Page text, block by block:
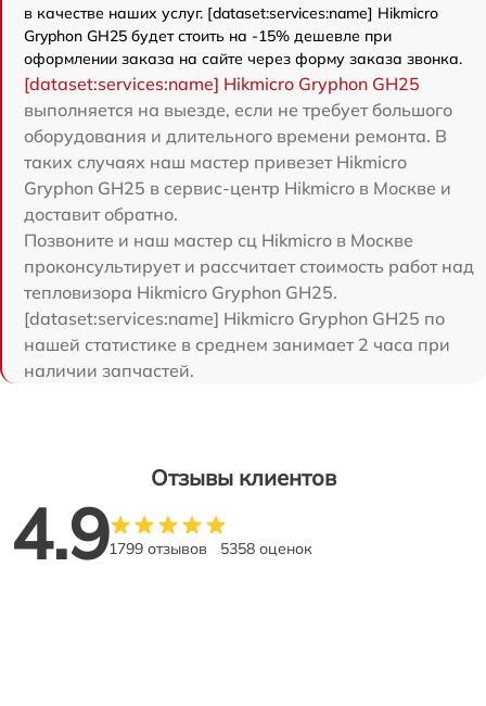
в качестве наших услуг. [dataset:services:name] Hikmicro
Gryphon GH25 будет стоить на -15% дешевле при
оформлении заказа на сайте через форму заказа звонка.
[dataset:services:name] Hikmicro Gryphon GH25
выполняется на выезде, если не требует большого
оборудования и длительного времени ремонта. В
таких случаях наш мастер привезет Hikmicro
Gryphon GH25 в сервис-центр Hikmicro в Москве и
доставит обратно.
Позвоните и наш мастер сц Hikmicro в Москве
проконсультирует и рассчитает стоимость работ над
тепловизора Hikmicro Gryphon GH25.
[dataset:services:name] Hikmicro Gryphon GH25 по
нашей статистике в среднем занимает 2 часа при
наличии запчастей.
Отзывы клиентов
4.91799 отзывов 5358 оценок